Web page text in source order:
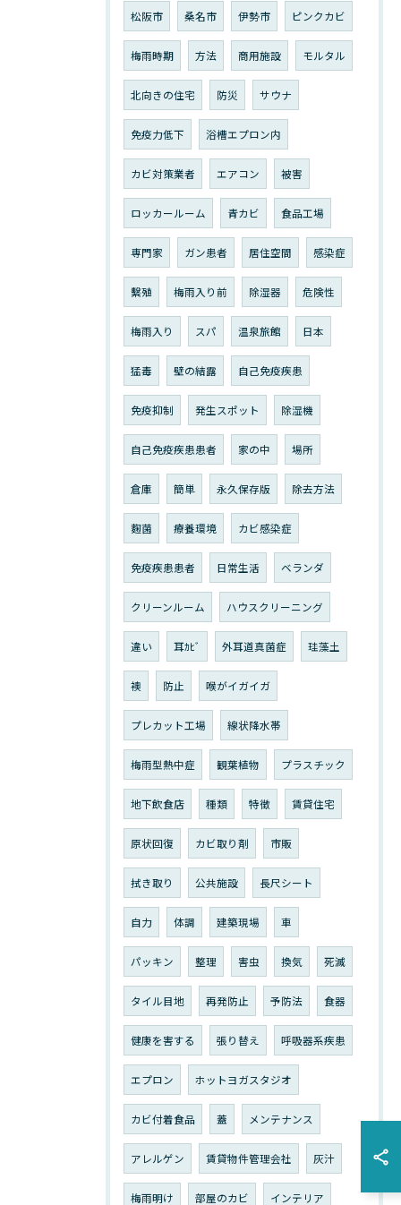
松阪市 桑名市 伊勢市 ピンクカビ
梅雨時期 方法 商用施設 モルタル
北向きの住宅 防災 サウナ
免疫力低下 浴槽エプロン内
カビ対策業者 エアコン 被害
ロッカールーム 青カビ 食品工場
専門家 ガン患者 居住空間 感染症
繫殖 梅雨入り前 除湿器 危険性
梅雨入り スパ 温泉旅館 日本
猛毒 壁の結露 自己免疫疾患
免疫抑制 発生スポット 除湿機
自己免疫疾患患者 家の中 場所
倉庫 簡単 永久保存版 除去方法
麴菌 療養環境 カビ感染症
免疫疾患患者 日常生活 ベランダ
クリーンルーム ハウスクリーニング
違い 耳ｶﾋﾞ 外耳道真菌症 珪藻土
襖 防止 喉がイガイガ
プレカット工場 線状降水帯
梅雨型熱中症 観葉植物 プラスチック
地下飲食店 種類 特徴 賃貸住宅
原状回復 カビ取り剤 市販
拭き取り 公共施設 長尺シート
自力 体調 建築現場 車
パッキン 整理 害虫 換気 死滅
タイル目地 再発防止 予防法 食器
健康を害する 張り替え 呼吸器系疾患
エプロン ホットヨガスタジオ
カビ付着食品 蓋 メンテナンス
アレルゲン 賃貸物件管理会社 灰汁
梅雨明け 部屋のカビ インテリア